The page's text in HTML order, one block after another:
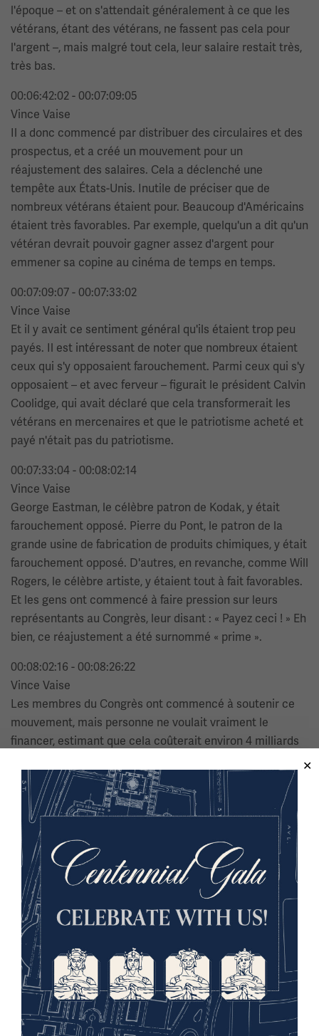
l'époque – et on s'attendait généralement à ce que les
vétérans, étant des vétérans, ne fassent pas cela pour
l'argent –, mais malgré tout cela, leur salaire restait très,
très bas.
00:06:42:02 - 00:07:09:05
Vince Vaise
Il a donc commencé par distribuer des circulaires et des
prospectus, et a créé un mouvement pour un
réajustement des salaires. Cela a déclenché une
tempête aux États-Unis. Inutile de préciser que de
nombreux vétérans étaient pour. Beaucoup d'Américains
étaient très favorables. Par exemple, quelqu'un a dit qu'un
vétéran devrait pouvoir gagner assez d'argent pour
emmener sa copine au cinéma de temps en temps.
00:07:09:07 - 00:07:33:02
Vince Vaise
Et il y avait ce sentiment général qu'ils étaient trop peu
payés. Il est intéressant de noter que nombreux étaient
ceux qui s'y opposaient farouchement. Parmi ceux qui s'y
opposaient – et avec ferveur – figurait le président Calvin
Coolidge, qui avait déclaré que cela transformerait les
vétérans en mercenaires et que le patriotisme acheté et
payé n'était pas du patriotisme.
00:07:33:04 - 00:08:02:14
Vince Vaise
George Eastman, le célèbre patron de Kodak, y était
farouchement opposé. Pierre du Pont, le patron de la
grande usine de fabrication de produits chimiques, y était
farouchement opposé. D'autres, en revanche, comme Will
Rogers, le célèbre artiste, y étaient tout à fait favorables.
Et les gens ont commencé à faire pression sur leurs
représentants au Congrès, leur disant : « Payez ceci ! » Eh
bien, ce réajustement a été surnommé « prime ».
00:08:02:16 - 00:08:26:22
Vince Vaise
Les membres du Congrès ont commencé à soutenir ce
mouvement, mais personne ne voulait vraiment le
financer, estimant que cela coûterait environ 4 milliards
Quel serait l'impact sur l'économie ? Il y avait une forte
composante raciale. L'idée était que les anciens
combattants afro-américains dilapideraient l'argent et le
dépenseraient à mauvais escient.
00:08:27:00 - 00:08:51:24
Vince Vaise
Nous ne voulons donc pas donner cet argent aux Afro-
Américains, donc personne ne devrait le recevoir. C'est
précisément ce que certains politiciens ont défendu,
pour ces mêmes raisons. Inutile de préciser que cela a
pris des années. Mais finalement, les partisans des
primes ont gagné. Le compromis était le suivant : la
prime serait versée, mais pas immédiatement.